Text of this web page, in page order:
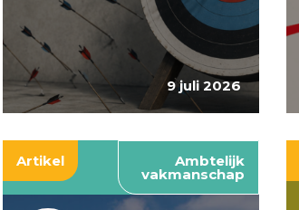
9 juli 2026
Artikel Ambtelijk
vakmanschap